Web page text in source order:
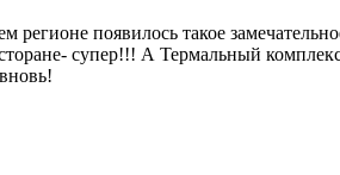
появилось такое
супер!!! А Термальный